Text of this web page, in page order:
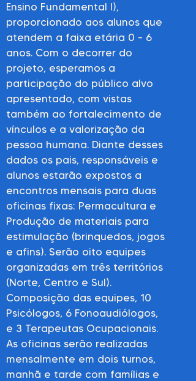
Ensino Fundamental I),
proporcionado aos alunos que
atendem a faixa etária 0 – 6
anos. Com o decorrer do
projeto, esperamos a
participação do público alvo
apresentado, com vistas
também ao fortalecimento de
vínculos e a valorização da
pessoa humana. Diante desses
dados os pais, responsáveis e
alunos estarão expostos a
encontros mensais para duas
oficinas fixas: Permacultura e
Produção de materiais para
estimulação (brinquedos, jogos
e afins). Serão oito equipes
organizadas em três territórios
(Norte, Centro e Sul).
Composição das equipes, 10
Psicólogos, 6 Fonoaudiólogos,
e 3 Terapeutas Ocupacionais.
As oficinas serão realizadas
mensalmente em dois turnos,
manhã e tarde com famílias e